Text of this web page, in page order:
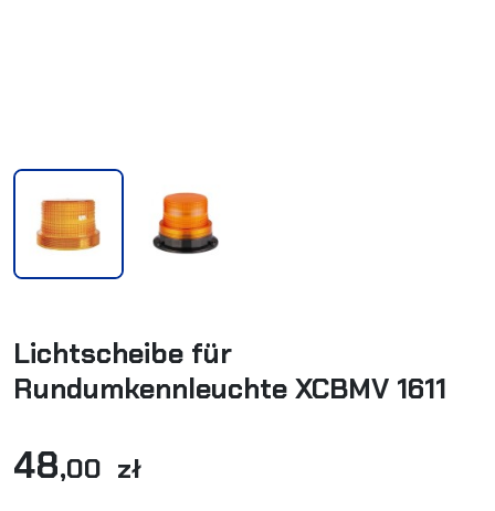
Lichtscheibe für
Rundumkennleuchte XCBMV 1611
48,00 zł